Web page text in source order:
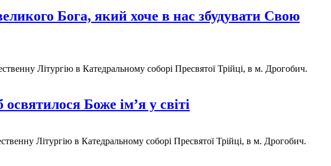
Бога, який хоче в нас збудувати Свою
Літургію в Катедральному соборі Пресвятої Трійці, в м. Дрогобич.
Боже ім’я у світі
Літургію в Катедральному соборі Пресвятої Трійці, в м. Дрогобич.